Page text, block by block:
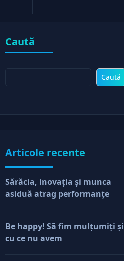
Caută
Caută
Articole recente
Sărăcia, inovaţia şi munca
asiduă atrag performanţe
Be happy! Să fim mulţumiţi şi
cu ce nu avem